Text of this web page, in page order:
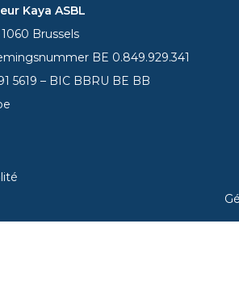
Kaya ASBL
Brussels
BE 0.849.929.341
5619 – BIC BBRU BE BB